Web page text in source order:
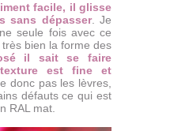
facile, il glisse
sans dépasser. Je
seule fois avec ce
bien la forme des
il sait se faire
texture est fine et
donc pas les lèvres,
défauts ce qui est
RAL mat.